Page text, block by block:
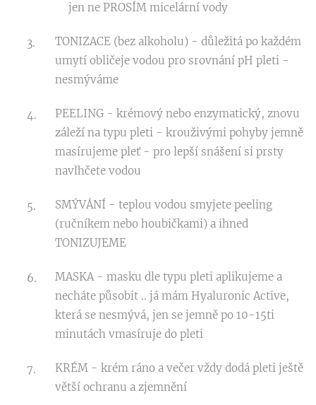
❗️jen ne PROSÍM micelární vody ❗️
TONIZACE (bez alkoholu) - důležitá po každém
umytí obličeje vodou pro srovnání pH pleti -
nesmýváme
PEELING - krémový nebo enzymatický, znovu
záleží na typu pleti - krouživými pohyby jemně
masírujeme pleť - pro lepší snášení si prsty
navlhčete vodou
SMÝVÁNÍ - teplou vodou smyjete peeling
(ručníkem nebo houbičkami) a ihned
TONIZUJEME
MASKA - masku dle typu pleti aplikujeme a
necháte působit .. já mám Hyaluronic Active,
která se nesmývá, jen se jemně po 10-15ti
minutách vmasíruje do pleti
KRÉM - krém ráno a večer vždy dodá pleti ještě
větší ochranu a zjemnění